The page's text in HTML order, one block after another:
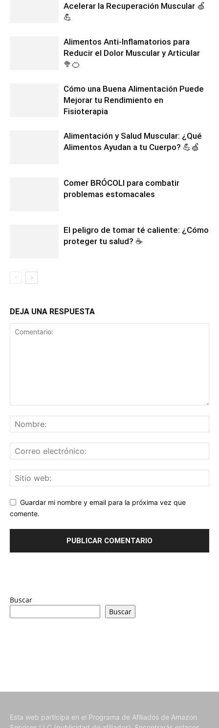
Acelerar la Recuperación Muscular 🍏
💪
Alimentos Anti-Inflamatorios para
Reducir el Dolor Muscular y Articular
🥦🍊
Cómo una Buena Alimentación Puede
Mejorar tu Rendimiento en
Fisioterapia
Alimentación y Salud Muscular: ¿Qué
Alimentos Ayudan a tu Cuerpo? 💪🍏
Comer BRÓCOLI para combatir
problemas estomacales
El peligro de tomar té caliente: ¿Cómo
proteger tu salud? ☕
DEJA UNA RESPUESTA
Guardar mi nombre y email para la próxima vez que
comente.
Buscar
Buscar
Esta web participa en el Programa de Afiliados de Amazon